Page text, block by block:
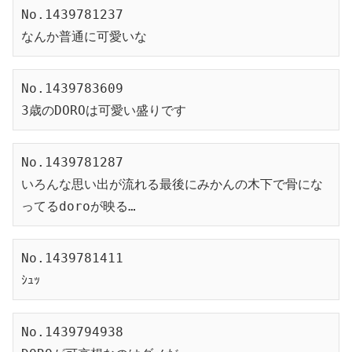
No.1439781237
なんか普通に可愛いな
No.1439783609
3歳のDOROは可愛い盛りです
No.1439781287
いろんな思い出が流れる最後にみかんの木下で骨にな
ってるdoroが映る…
No.1439781411
ｼｭｯ
No.1439794938